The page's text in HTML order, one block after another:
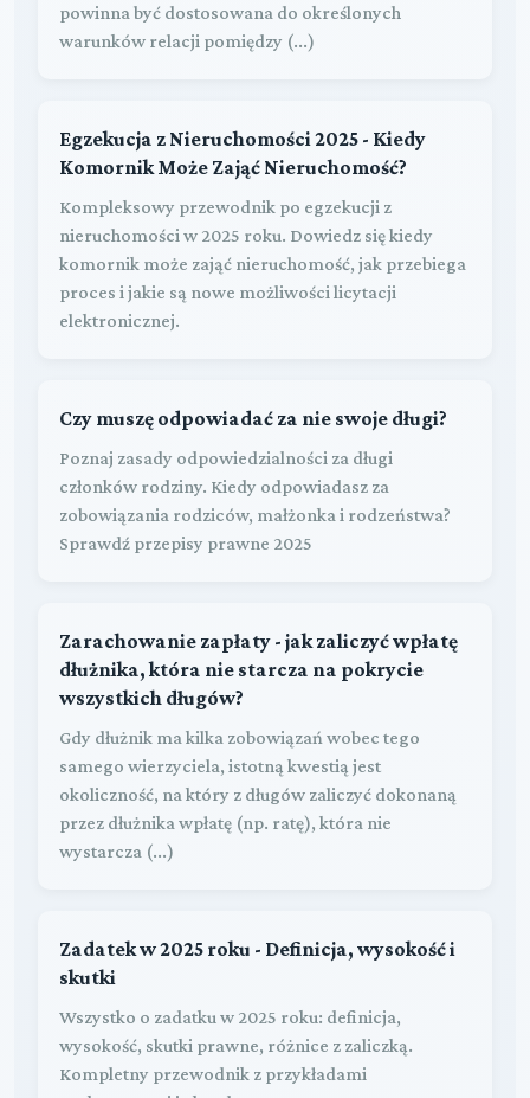
powinna być dostosowana do określonych
warunków relacji pomiędzy (...)
Egzekucja z Nieruchomości 2025 - Kiedy
Komornik Może Zająć Nieruchomość?
Kompleksowy przewodnik po egzekucji z
nieruchomości w 2025 roku. Dowiedz się kiedy
komornik może zająć nieruchomość, jak przebiega
proces i jakie są nowe możliwości licytacji
elektronicznej.
Czy muszę odpowiadać za nie swoje długi?
Poznaj zasady odpowiedzialności za długi
członków rodziny. Kiedy odpowiadasz za
zobowiązania rodziców, małżonka i rodzeństwa?
Sprawdź przepisy prawne 2025
Zarachowanie zapłaty - jak zaliczyć wpłatę
dłużnika, która nie starcza na pokrycie
wszystkich długów?
Gdy dłużnik ma kilka zobowiązań wobec tego
samego wierzyciela, istotną kwestią jest
okoliczność, na który z długów zaliczyć dokonaną
przez dłużnika wpłatę (np. ratę), która nie
wystarcza (...)
Zadatek w 2025 roku - Definicja, wysokość i
skutki
Wszystko o zadatku w 2025 roku: definicja,
wysokość, skutki prawne, różnice z zaliczką.
Kompletny przewodnik z przykładami